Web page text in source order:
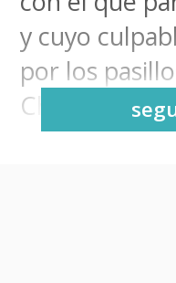
y cuyo
por los
Cherryton.
,